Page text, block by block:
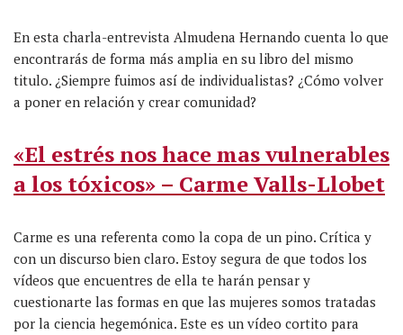
En esta charla-entrevista Almudena Hernando cuenta lo que
encontrarás de forma más amplia en su libro del mismo
titulo. ¿Siempre fuimos así de individualistas? ¿Cómo volver
a poner en relación y crear comunidad?
«El estrés nos hace mas vulnerables
a los tóxicos» – Carme Valls-Llobet
Carme es una referenta como la copa de un pino. Crítica y
con un discurso bien claro. Estoy segura de que todos los
vídeos que encuentres de ella te harán pensar y
cuestionarte las formas en que las mujeres somos tratadas
por la ciencia hegemónica. Este es un vídeo cortito para